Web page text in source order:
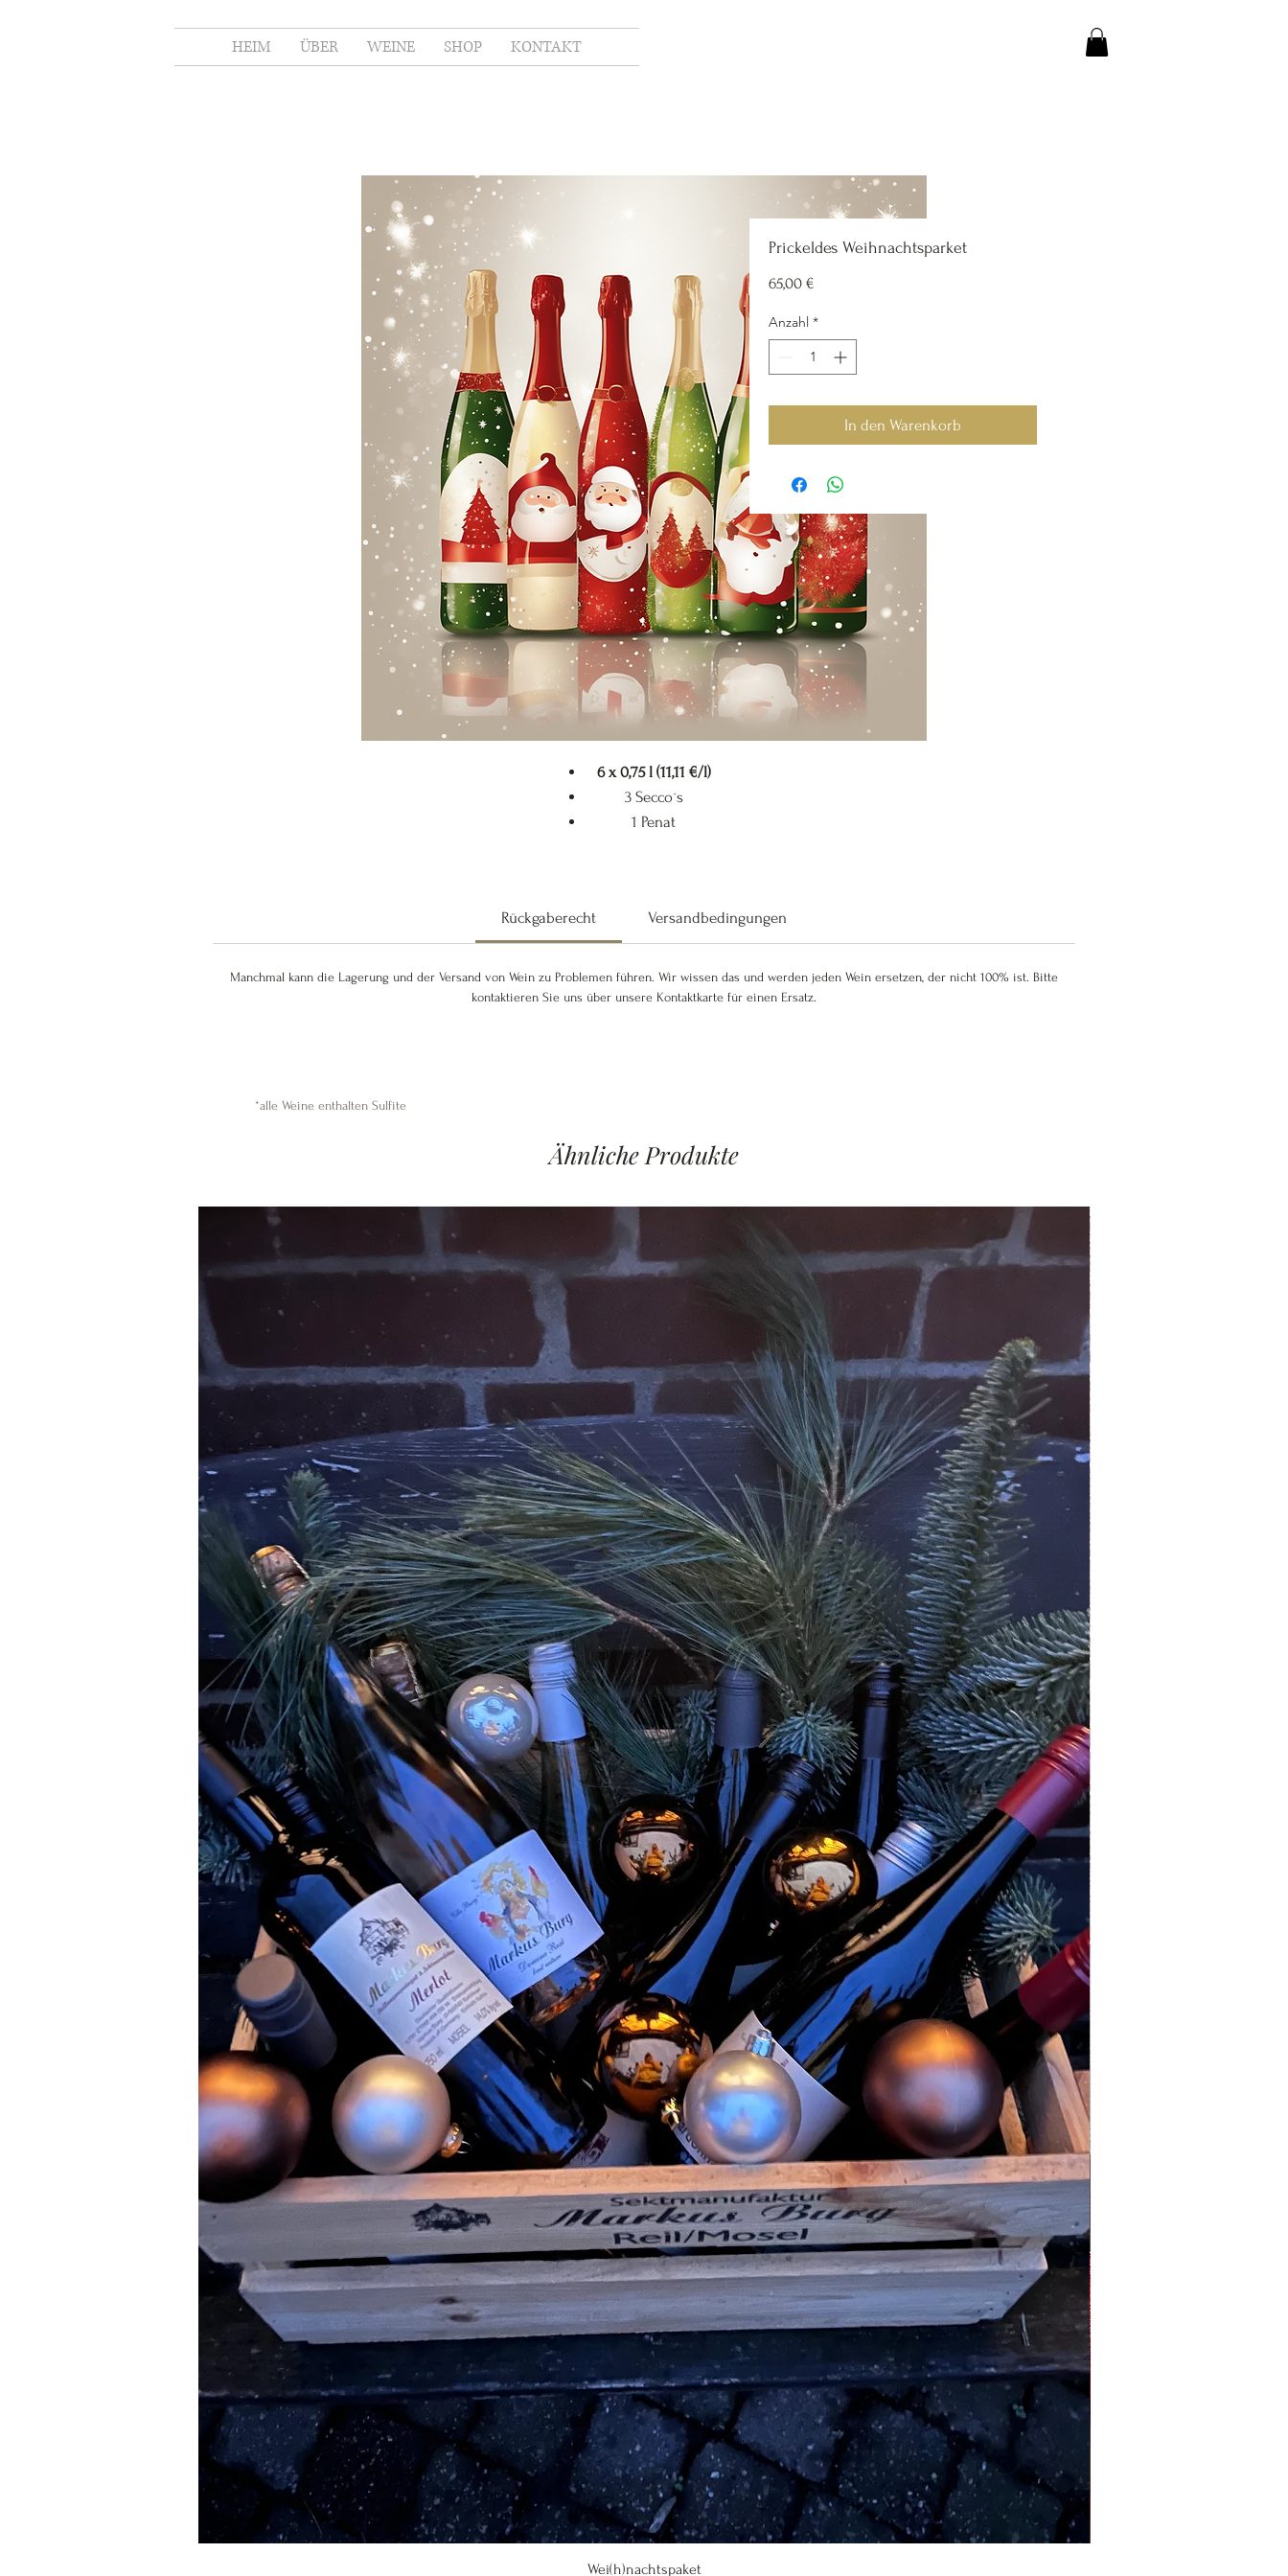
HEIM ÜBER WEINE SHOP KONTAKT
Prickeldes Weihnachtsparket
65,00 €
Anzahl *
In den Warenkorb
6 x 0,75 l (11,11 €/l)
3 Secco´s
1 Penat
"aus der Steillage"
Qualitätswein
Rückgaberecht Versandbedingungen
Manchmal kann die Lagerung und der Versand von Wein zu Problemen führen. Wir wissen das und werden jeden Wein ersetzen, der nicht 100% ist. Bitte
kontaktieren Sie uns über unsere Kontaktkarte für einen Ersatz.
*alle Weine enthalten Sulfite
Ähnliche Produkte
Schnellansicht
Wei(h)nachtspaket